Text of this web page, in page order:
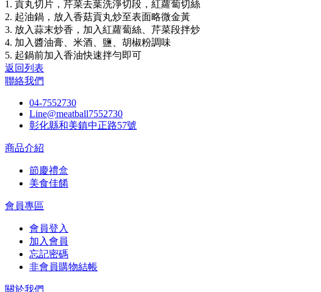
1. 貢丸切片，芹菜去葉洗淨切段，紅蘿蔔切絲
2. 起油鍋，放入香菇貢丸炒至表面略微金黃
3. 放入蒜末炒香，加入紅蘿蔔絲、芹菜段拌炒
4. 加入醬油膏、米酒、鹽、胡椒粉調味
5. 起鍋前加入香油快速拌勻即可
返回列表
聯絡我們
04-7552730
Line@meatball7552730
彰化縣和美鎮中正路57號
商品介紹
節慶禮盒
美食佳餚
會員專區
會員登入
加入會員
忘記密碼
非會員購物結帳
關於我們